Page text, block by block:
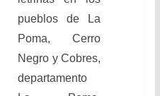
pueblos de La
Poma, Cerro
Negro y Cobres,
departamento